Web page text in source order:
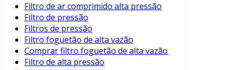
Filtro de ar comprimido alta pressão
Filtro de pressão
Filtros de pressão
Filtro foguetão de alta vazão
Comprar filtro foguetão de alta vazão
Filtro de alta pressão